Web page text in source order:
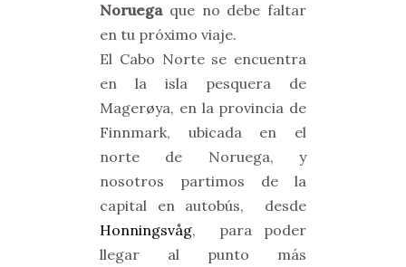
Noruegaque no debe faltar
en tu próximo viaje.
El Cabo Norte se encuentra
en la isla pesquera de
Magerøya, en la provincia de
Finnmark, ubicada en el
norte de Noruega, y
nosotros partimos de la
capital en autobús, desde
Honningsvåg, para poder
llegar al punto más